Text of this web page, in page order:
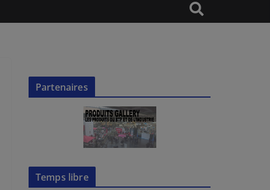
Partenaires
Temps libre